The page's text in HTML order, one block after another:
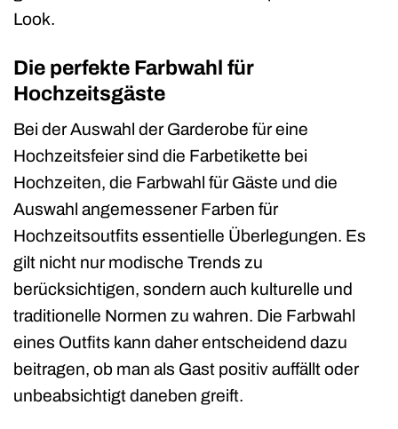
Look.
Die perfekte Farbwahl für
Hochzeitsgäste
Bei der Auswahl der Garderobe für eine
Hochzeitsfeier sind die Farbetikette bei
Hochzeiten, die Farbwahl für Gäste und die
Auswahl angemessener Farben für
Hochzeitsoutfits essentielle Überlegungen. Es
gilt nicht nur modische Trends zu
berücksichtigen, sondern auch kulturelle und
traditionelle Normen zu wahren. Die Farbwahl
eines Outfits kann daher entscheidend dazu
beitragen, ob man als Gast positiv auffällt oder
unbeabsichtigt daneben greift.